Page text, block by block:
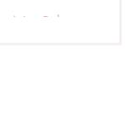
ejatun@nlm.no